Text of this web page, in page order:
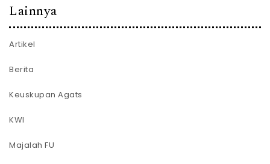
Lainnya
Artikel
Berita
Keuskupan Agats
KWI
Majalah FU